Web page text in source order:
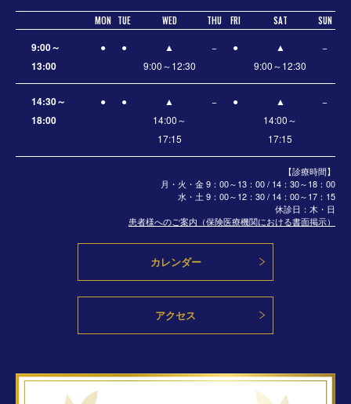
MON TUE WED THU FRI SAT SUN
【診療時間】
月・火・金 9：00～13：00 / 14：30～18：00
水・土 9：00～12：30 / 14：00～17：15
休診日：木・日
患者様へのご案内（保険医療機関における書面掲示）
9:00～
13:00
● ●
▲
9:00～12:30
− ●
▲
9:00～12:30
−
14:30～
18:00
● ●
▲
14:00～
17:15
− ●
▲
14:00～
17:15
−
カレンダー
アクセス